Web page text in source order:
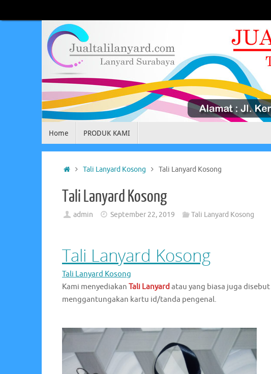
to
Home PRODUK KAMI
HomeTali Lanyard Kosong Tali Lanyard Kosong
Tali Lanyard Kosong
admin September 22, 2019 Tali Lanyard Kosong
Tali Lanyard Kosong
Tali Lanyard Kosong
Kami menyediakan Tali Lanyardatau yang biasa juga disebut
menggantungakan kartu id/tanda pengenal.